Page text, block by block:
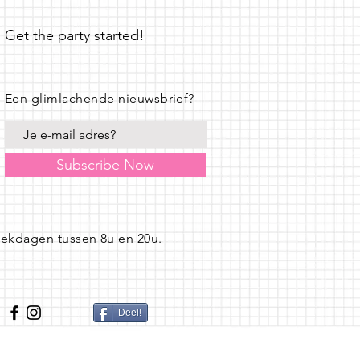
Get the party started!
tussen 8u en 20u.
Een glimlachende nieuwsbrief?
Subscribe Now
Deel!